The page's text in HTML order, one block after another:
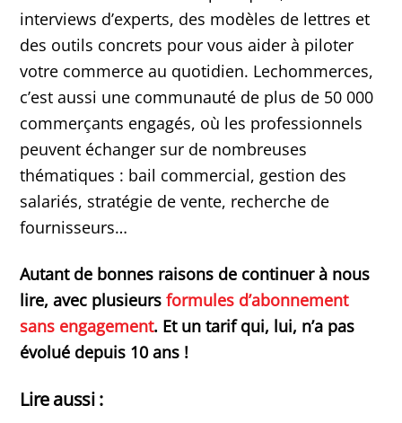
interviews d’experts, des modèles de lettres et
des outils concrets pour vous aider à piloter
votre commerce au quotidien. Lechommerces,
c’est aussi une communauté de plus de 50 000
commerçants engagés, où les professionnels
peuvent échanger sur de nombreuses
thématiques : bail commercial, gestion des
salariés, stratégie de vente, recherche de
fournisseurs…
Autant de bonnes raisons de continuer à nous
lire, avec plusieursformules d’abonnement
sans engagement. Et un tarif qui, lui, n’a pas
évolué depuis 10 ans !
Lire aussi :